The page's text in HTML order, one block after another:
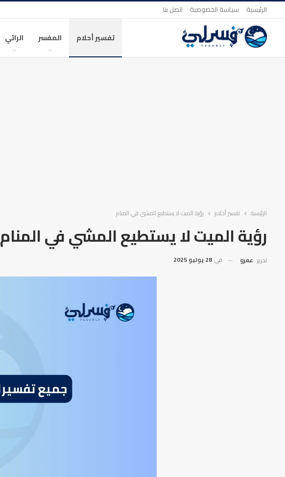
الرئيسية سياسة الخصوصية اتصل بنا
تفسير أحلام المفسر الرائي
الرئيسية تفسير أحلام رؤية الميت لا يستطيع المشي في المنام
رؤية الميت لا يستطيع المشي في المنام
تحرير: عمرو في 28 يوليو 2025